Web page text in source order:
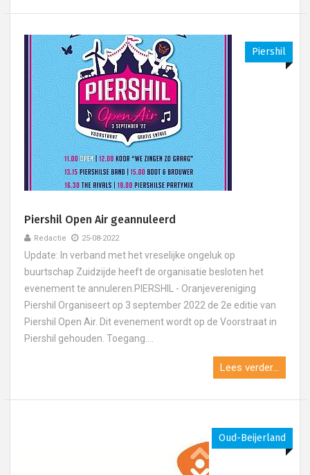
Piershil
Piershil Open Air geannuleerd
Redactie 25-08-2022
Update: In verband met het vreselijke ongeluk op
buurtschap Zuidzijde heeft de organisatie besloten het
evenement te annuleren.PIERSHIL - Oranjevereniging
Piershil Organiseert op 3 september 2022 de 2e editie van
Piershil Open Air. Dit evenement wordt op de Voorstraat in
Piershil gehouden. Toegang....
Lees verder...
Oud-Beijerland